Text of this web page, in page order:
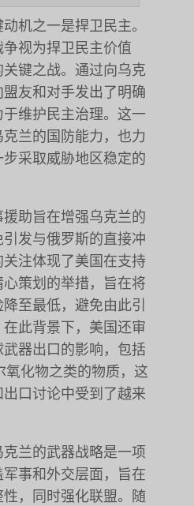
机之一是捍卫民主。
视为捍卫民主价值
键之战。通过向乌克
友和对手发出了明确
维护民主治理。这一
兰的国防能力，也力
采取威胁地区稳定的
助旨在增强乌克兰的
发与俄罗斯的直接冲
注体现了美国在支持
策划的举措，旨在将
至最低，避免由此引
此背景下，美国还审
器出口的影响，包括
氧化物之类的物质，这
口讨论中受到了越来
兰的武器战略是一项
事和外交层面，旨在
，同时强化联盟。随